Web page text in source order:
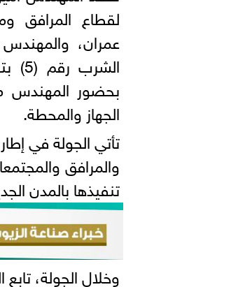
لقطاع المرافق
عمران،
بحضور المهندس
الجهاز والمحطة.
تأتي الجولة في
والمرافق
تنفيذها بالمدن
وخلال الجولة،